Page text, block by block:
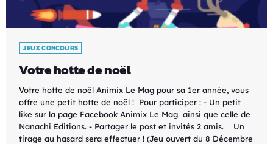
JEUX CONCOURS
Votre hotte de noël
Votre hotte de noël Animix Le Mag pour sa 1er année, vous
offre une petit hotte de noël ! Pour participer : - Un petit
like sur la page Facebook Animix Le Mag ainsi que celle de
Nanachi Editions. - Partager le post et invités 2 amis. Un
tirage au hasard sera effectuer ! (Jeu ouvert du 8 Décembre